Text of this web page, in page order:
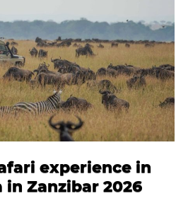
experience in
in Zanzibar 2026